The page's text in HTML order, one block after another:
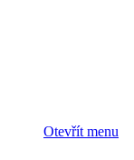
Otevřít menu